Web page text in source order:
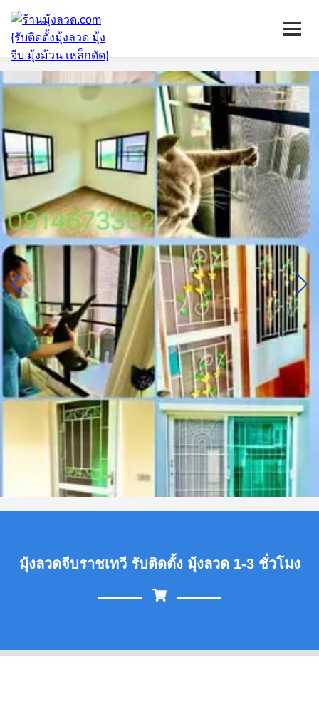
หน้าแรก
มุ้งลวดจีบ
เหล็กดัด
ติดตั้งกระจก
บริการ/พื้นที่ติดตั้ง
บทความ
ติดต่อเรา
มุ้งลวดจีบราชเทวี รับติดตั้ง มุ้งลวด 1-3 ชั่วโมง